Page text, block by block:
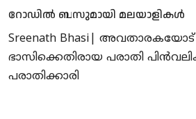
റോഡിൽ ബസുമായി മലയാളികൾ
Sreenath Bhasi|
ഭാസിക്കെതിരായ പരാതി
പരാതിക്കാരി